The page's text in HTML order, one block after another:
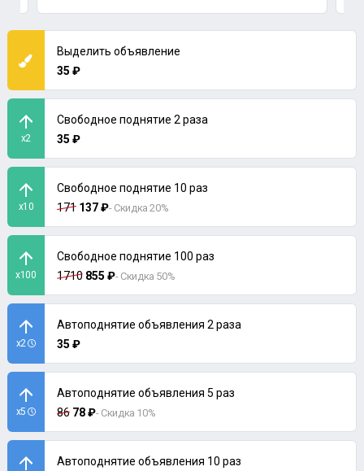
Выделить объявление
35 ₽
x2
Свободное поднятие 2 раза
35 ₽
x10
Свободное поднятие 10 раз
171 137 ₽- Скидка 20%
x100
Свободное поднятие 100 раз
1710 855 ₽- Скидка 50%
x2
Автоподнятие объявления 2 раза
35 ₽
x5
Автоподнятие объявления 5 раз
86 78 ₽- Скидка 10%
Автоподнятие объявления 10 раз